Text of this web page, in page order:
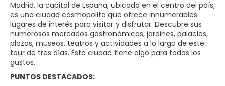
Madrid, la capital de España, ubicada en el centro del país,
es una ciudad cosmopolita que ofrece innumerables
lugares de interés para visitar y disfrutar. Descubre sus
numerosos mercados gastronómicos, jardines, palacios,
plazas, museos, teatros y actividades a lo largo de este
tour de tres días. Esta ciudad tiene algo para todos los
gustos.
PUNTOS DESTACADOS: